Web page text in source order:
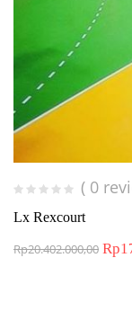
( 0
Lx Rexcourt
Rp20.402.000,00 Rp